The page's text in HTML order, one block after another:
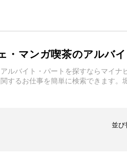
マンガ喫茶のアルバ
ルバイト・パートを探すならマイ
するお仕事を簡単に検索できます
並び